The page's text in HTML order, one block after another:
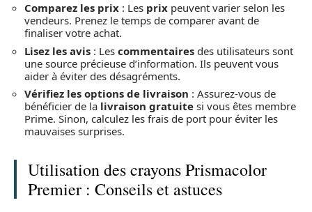
Comparez les prix : Les prix peuvent varier selon les
vendeurs. Prenez le temps de comparer avant de
finaliser votre achat.
Lisez les avis : Les commentaires des utilisateurs sont
une source précieuse d’information. Ils peuvent vous
aider à éviter des désagréments.
Vérifiez les options de livraison : Assurez-vous de
bénéficier de la livraison gratuite si vous êtes membre
Prime. Sinon, calculez les frais de port pour éviter les
mauvaises surprises.
Utilisation des crayons Prismacolor
Premier : Conseils et astuces